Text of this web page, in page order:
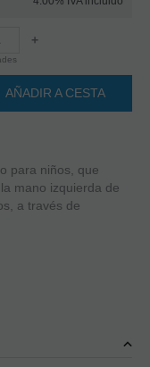
+
AÑADIR A CESTA
para niños, que
mano izquierda de
a través de